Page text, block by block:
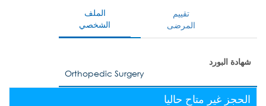
الملف
الشخصي
تقييم
المرضى
شهادة البورد
Orthopedic Surgery
الحجز غير متاح حاليا